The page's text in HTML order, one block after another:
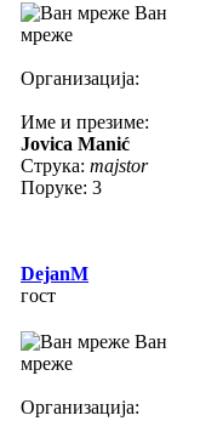
Ван
мреже
Организација:
Име и презиме:
Jovica Manić
Струка: majstor
Поруке: 3
DejanM
гост
Ван
мреже
Организација: